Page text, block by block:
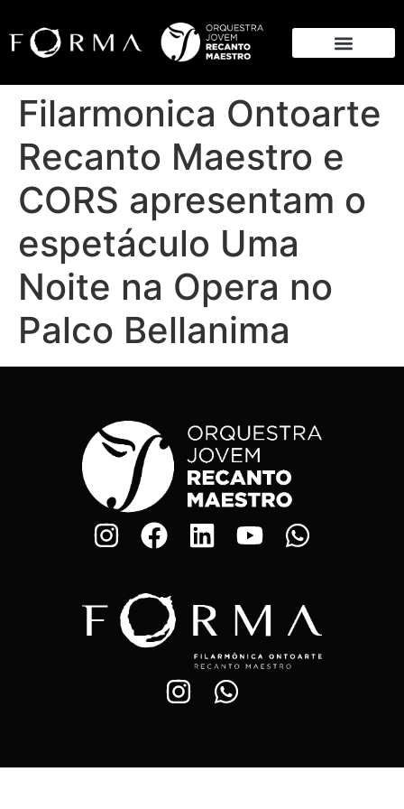
Filarmonica Ontoarte
Recanto Maestro e
CORS apresentam o
espetáculo Uma
Noite na Opera no
Palco Bellanima